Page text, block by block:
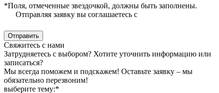
*Поля, отмеченные звездочкой, должны быть заполнены.
Отправляя заявку вы соглашаетесь с
Отправить
Свяжитесь с нами
Затрудняетесь с выбором? Хотите уточнить информацию или
записаться?
Мы всегда поможем и подскажем! Оставьте заявку – мы
обязательно перезвоним!
выберите тему:*